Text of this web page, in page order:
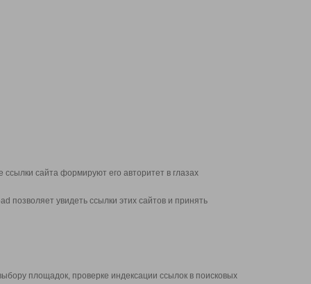
сайта формируют его авторитет в глазах
увидеть ссылки этих сайтов и принять
площадок, проверке индексации ссылок в поисковых